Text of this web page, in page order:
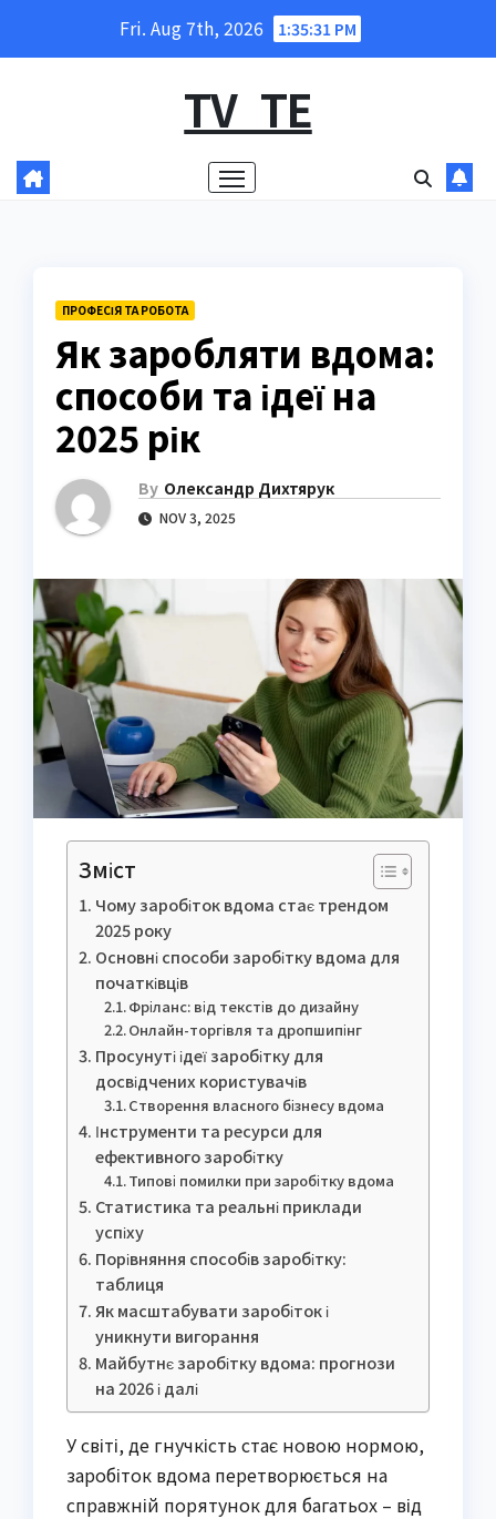
Fri. Aug 7th, 2026 1:35:32 PM
TV_TE
ПРОФЕСІЯ ТА РОБОТА
Як заробляти вдома:
способи та ідеї на
2025 рік
By Олександр Дихтярук
NOV 3, 2025
Зміст
Чому заробіток вдома стає трендом
2025 року
Основні способи заробітку вдома для
початківців
Фріланс: від текстів до дизайну
Онлайн-торгівля та дропшипінг
Просунуті ідеї заробітку для
досвідчених користувачів
Створення власного бізнесу вдома
Інструменти та ресурси для
ефективного заробітку
Типові помилки при заробітку вдома
Статистика та реальні приклади
успіху
Порівняння способів заробітку:
таблиця
Як масштабувати заробіток і
уникнути вигорання
Майбутнє заробітку вдома: прогнози
на 2026 і далі
У світі, де гнучкість стає новою нормою,
заробіток вдома перетворюється на
справжній порятунок для багатьох – від